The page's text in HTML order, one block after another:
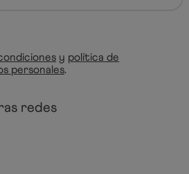
y política de
personales.
redes